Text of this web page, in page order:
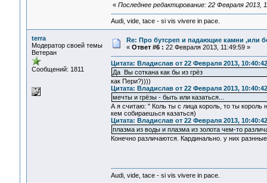
« Последнее редактирование: 22 Февраля 2013,
Audi, vide, tace - si vis vivere in pace.
terra
Модератор своей темы
Ветеран
Сообщений: 1811
Re: Про бутсреп и падающие камни ,или
« Ответ #6 : 22 Февраля 2013, 11:49:59 »
Цитата: Владислав от 22 Февраля 2013, 10:40:42
Да Вы соткана как бы из грёз
как Пери?))))
Цитата: Владислав от 22 Февраля 2013, 10:40:42
мечты и грёзы - быть или казаться...
А я считаю: " Коль ты с лица король, то ты король
кем собираешься казаться)
Цитата: Владислав от 22 Февраля 2013, 10:40:42
плазма из воды и плазма из золота чем-то
Конечно различаются. Кардинально. у них
Audi, vide, tace - si vis vivere in pace.